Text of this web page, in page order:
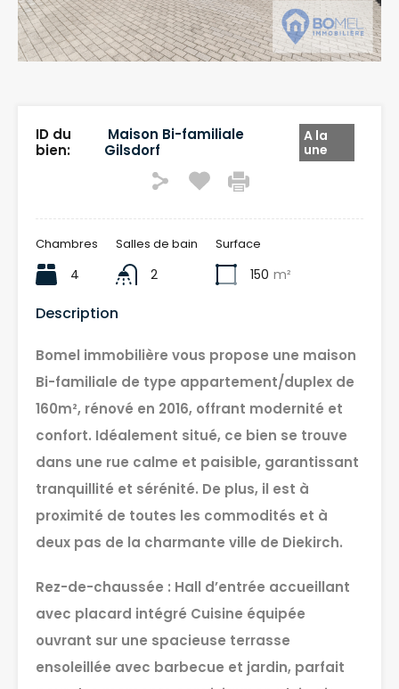
ID du
bien:
Maison Bi-familiale
Gilsdorf
A la
une
Chambres
4
Salles de bain
2
Surface
150 m²
Description
Bomel immobilière vous propose une maison
Bi-familiale de type appartement/duplex de
160m², rénové en 2016, offrant modernité et
confort. Idéalement situé, ce bien se trouve
dans une rue calme et paisible, garantissant
tranquillité et sérénité. De plus, il est à
proximité de toutes les commodités et à
deux pas de la charmante ville de Diekirch.
Rez-de-chaussée : Hall d’entrée accueillant
avec placard intégré Cuisine équipée
ouvrant sur une spacieuse terrasse
ensoleillée avec barbecue et jardin, parfait